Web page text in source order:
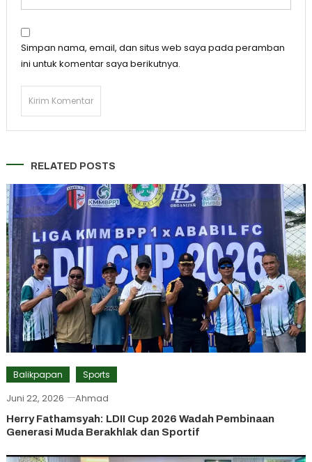
Simpan nama, email, dan situs web saya pada peramban
ini untuk komentar saya berikutnya.
RELATED POSTS
Balikpapan Sports
Juni 22, 2026 Ahmad
Herry Fathamsyah: LDII Cup 2026 Wadah Pembinaan
Generasi Muda Berakhlak dan Sportif